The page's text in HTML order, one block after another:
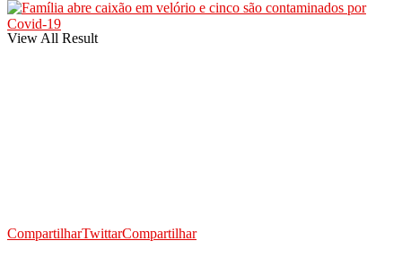
View All Result
CompartilharTwittarCompartilhar